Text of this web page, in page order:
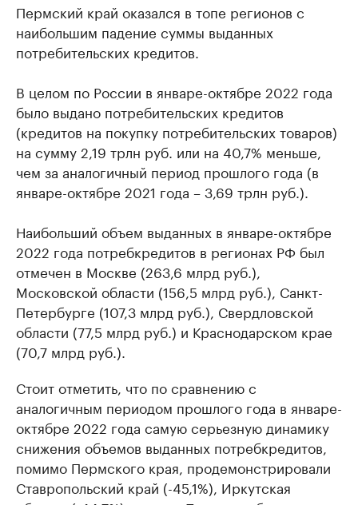
Пермский край оказался в топе регионов с
наибольшим падение суммы выданных
потребительских кредитов.
В целом по России в январе-октябре 2022 года
было выдано потребительских кредитов
(кредитов на покупку потребительских товаров)
на сумму 2,19 трлн руб. или на 40,7% меньше,
чем за аналогичный период прошлого года (в
январе-октябре 2021 года – 3,69 трлн руб.).
Наибольший объем выданных в январе-октябре
2022 года потребкредитов в регионах РФ был
отмечен в Москве (263,6 млрд руб.),
Московской области (156,5 млрд руб.), Санкт-
Петербурге (107,3 млрд руб.), Свердловской
области (77,5 млрд руб.) и Краснодарском крае
(70,7 млрд руб.).
Стоит отметить, что по сравнению с
аналогичным периодом прошлого года в январе-
октябре 2022 года самую серьезную динамику
снижения объемов выданных потребкредитов,
помимо Пермского края, продемонстрировали
Ставропольский край (-45,1%), Иркутская